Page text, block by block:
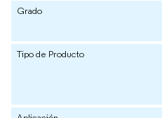
Grado
Tipo de Producto